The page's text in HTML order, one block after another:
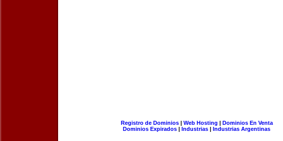
Registro de Dominios| Web Hosting | Dominios En Venta
Dominios Expirados | Industrias | Industrias Argentinas